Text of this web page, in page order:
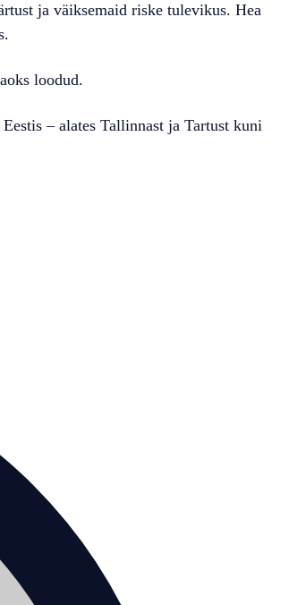
ja väiksemaid riske tulevikus. Hea
loodud.
– alates Tallinnast ja Tartust kuni